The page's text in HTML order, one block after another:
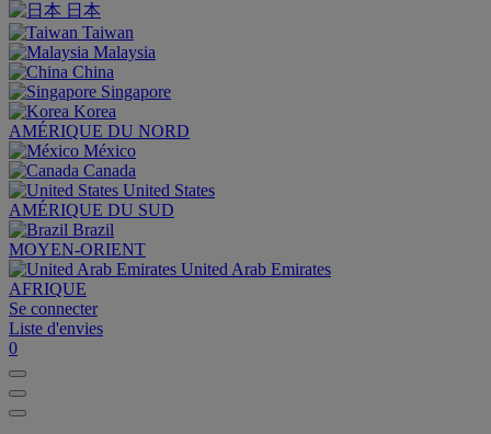
日本
Taiwan
Malaysia
China
Singapore
Korea
AMÉRIQUE DU NORD
México
Canada
United States
AMÉRIQUE DU SUD
Brazil
MOYEN-ORIENT
United Arab Emirates
AFRIQUE
Se connecter
Liste d'envies
0